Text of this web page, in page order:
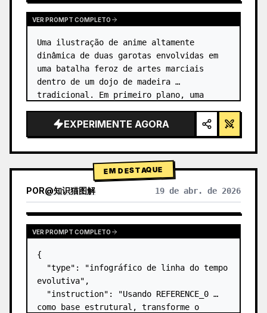
VER PROMPT COMPLETO
Uma ilustração de anime altamente
dinâmica de duas garotas envolvidas em
uma batalha feroz de artes marciais
dentro de um dojo de madeira
tradicional. Em primeiro plano, uma
hair" default="cabelo preto em um coque
alto co…
EXPERIMENTE AGORA
EM DESTAQUE
POR@知识猫图解 19 de abr. de 2026
VER PROMPT COMPLETO
{
  "type": "infográfico de linha do tempo
evolutiva",
  "instruction": "Usando REFERENCE_0
como base estrutural, transforme o